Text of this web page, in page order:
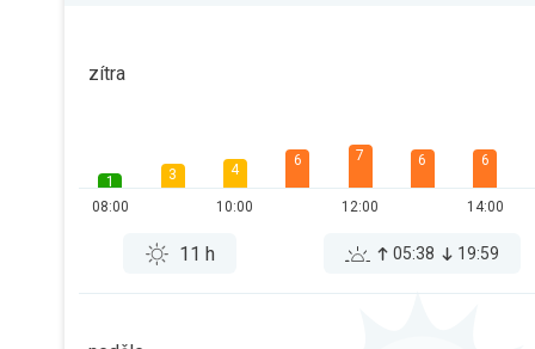
zítra
1
08:00
3 4
10:00
6 7
12:00
6 6
14:00
11 h 05:38 19:59